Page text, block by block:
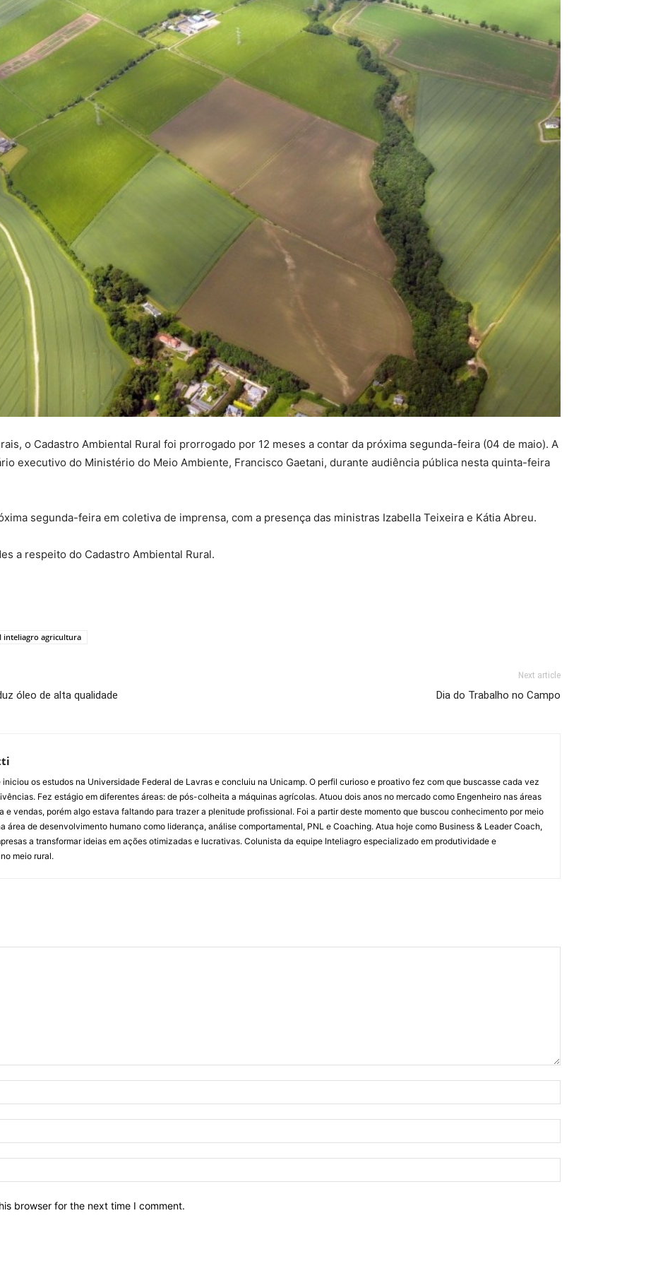
o Cadastro Ambiental Rural foi prorrogado por 12 meses a contar da próxima segunda-feira (04 de maio). A
executivo do Ministério do Meio Ambiente, Francisco Gaetani, durante audiência pública nesta quinta-feira
segunda-feira em coletiva de imprensa, com a presença das ministras Izabella Teixeira e Kátia Abreu.
a respeito do Cadastro Ambiental Rural.
inteliagro agricultura
óleo de alta qualidade
Next article
Dia do Trabalho no Campo
iniciou os estudos na Universidade Federal de Lavras e concluiu na Unicamp. O perfil curioso e proativo fez com que buscasse cada vez
Fez estágio em diferentes áreas: de pós-colheita a máquinas agrícolas. Atuou dois anos no mercado como Engenheiro nas áreas
e vendas, porém algo estava faltando para trazer a plenitude profissional. Foi a partir deste momento que buscou conhecimento por meio
área de desenvolvimento humano como liderança, análise comportamental, PNL e Coaching. Atua hoje como Business & Leader Coach,
a transformar ideias em ações otimizadas e lucrativas. Colunista da equipe Inteliagro especializado em produtividade e
meio rural.
browser for the next time I comment.